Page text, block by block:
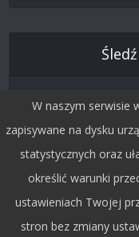
W naszym serwisie
zapisywane na dysku
statystycznych oraz
określić warunki
ustawieniach Twojej
stron bez zmiany